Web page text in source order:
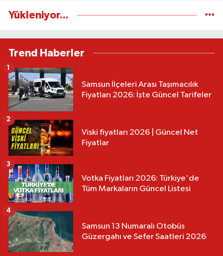
Yükleniyor...
Trend Haberler
Samsun İlçeleri Arası Taşımacılık
Fiyatları 2026: İşte Güncel Tarifeler
1
Viski fiyatları 2026 | Güncel Net
Fiyatlar
2
Votka Fiyatları 2026: Türkiye'de
Tüm Markaların Güncel Listesi
3
Samsun 13 Numaralı Otobüs
Güzergahı ve Sefer Saatleri 2026
4